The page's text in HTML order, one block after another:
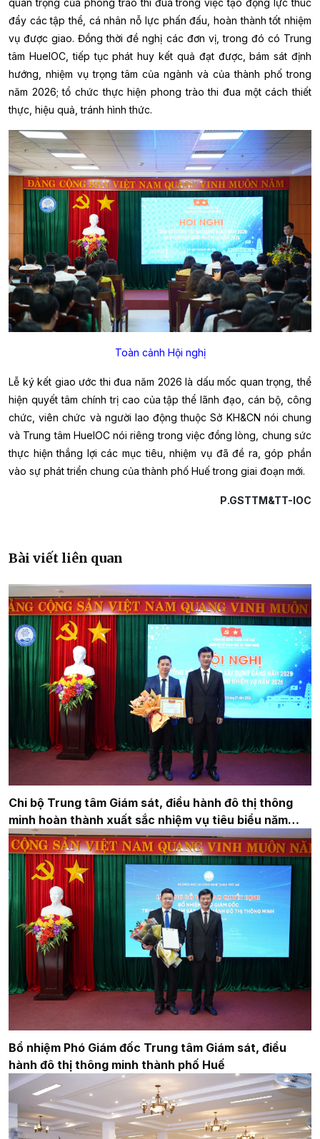
quan trọng của phong trào thi đua trong việc tạo động lực thúc
đẩy các tập thể, cá nhân nỗ lực phấn đấu, hoàn thành tốt nhiệm
vụ được giao. Đồng thời đề nghị các đơn vị, trong đó có Trung
tâm HueIOC, tiếp tục phát huy kết quả đạt được, bám sát định
hướng, nhiệm vụ trọng tâm của ngành và của thành phố trong
năm 2026; tổ chức thực hiện phong trào thi đua một cách thiết
thực, hiệu quả, tránh hình thức.
Toàn cảnh Hội nghị
Lễ ký kết giao ước thi đua năm 2026 là dấu mốc quan trọng, thể
hiện quyết tâm chính trị cao của tập thể lãnh đạo, cán bộ, công
chức, viên chức và người lao động thuộc Sở KH&CN nói chung
và Trung tâm HueIOC nói riêng trong việc đồng lòng, chung sức
thực hiện thắng lợi các mục tiêu, nhiệm vụ đã đề ra, góp phần
vào sự phát triển chung của thành phố Huế trong giai đoạn mới.
P.GSTTM&TT-IOC
Bài viết liên quan
Chi bộ Trung tâm Giám sát, điều hành đô thị thông
minh hoàn thành xuất sắc nhiệm vụ tiêu biểu năm
2025
Bổ nhiệm Phó Giám đốc Trung tâm Giám sát, điều
hành đô thị thông minh thành phố Huế